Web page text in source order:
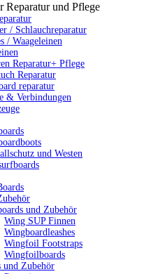
Reparatur und Pflege
/ Schlauchreparatur
/ Waageleinen
Reparatur+ Pflege
Reparatur
reparatur
& Verbindungen
und Westen
und Zubehör
Wing SUP Finnen
Wingboardleashes
Wingfoil Footstraps
Wingfoilboards
und Zubehör